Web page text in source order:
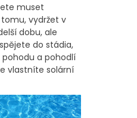
muset
vydržet v
dobu, ale
do stádia,
a pohodlí
vlastníte solární